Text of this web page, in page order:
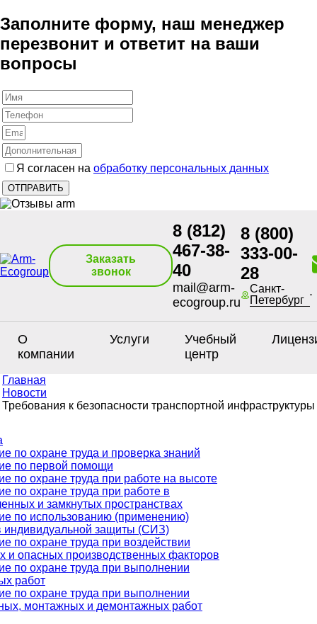
Заполните форму, наш менеджер
перезвонит и ответит на ваши
вопросы
Я согласен на обработку персональных данных
Заказать
звонок
8 (812)
467-38-
40
mail@arm-
ecogroup.ru
8 (800)
333-00-
28
Санкт-
Петербург
О
компании
Услуги
Учебный
центр
Главная
Новости
Требования к безопасности транспортной инфраструктуры
по охране труда и проверка знаний
по первой помощи
по охране труда при работе на высоте
по охране труда при работе в
и замкнутых пространствах
по использованию (применению)
индивидуальной защиты (СИЗ)
по охране труда при воздействии
и опасных производственных факторов
по охране труда при выполнении
работ
по охране труда при выполнении
монтажных и демонтажных работ